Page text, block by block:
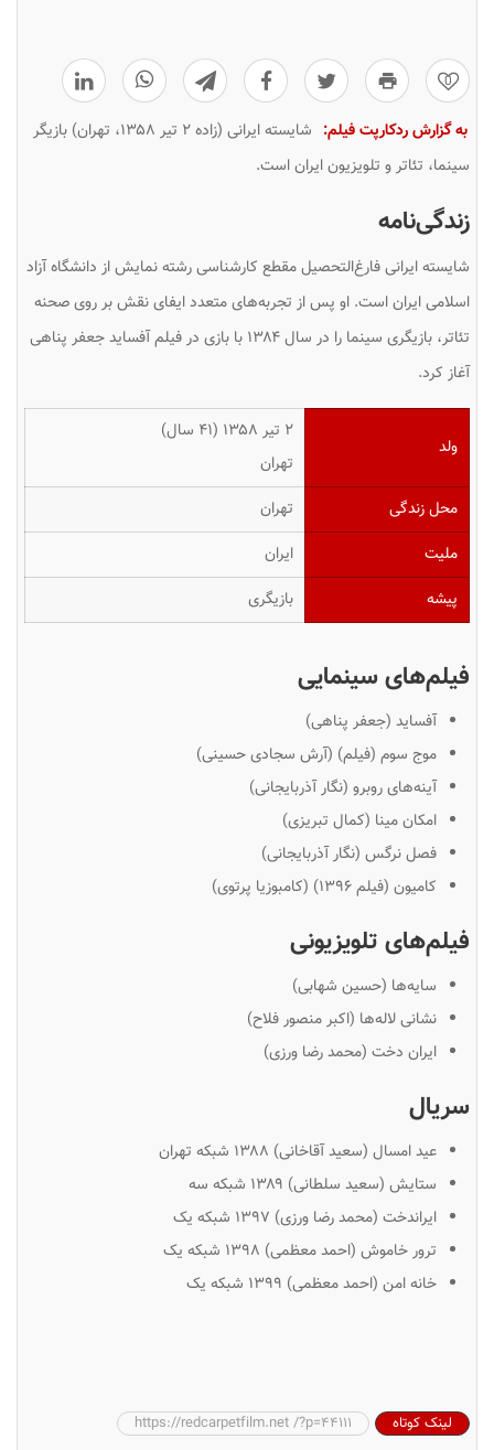
0
به گزارش ردکارپت فیلم:
شایسته ایرانی (زاده ۲ تیر ۱۳۵۸، تهران) بازیگر
سینما، تئاتر و تلویزیون ایران است.
زندگی‌نامه
شایسته ایرانی فارغ‌التحصیل مقطع کارشناسی رشته نمایش از دانشگاه آزاد
اسلامی ایران است. او پس از تجربه‌های متعدد ایفای نقش بر روی صحنه
تئاتر، بازیگری سینما را در سال ۱۳۸۴ با بازی در فیلم
آفسایدجعفر پناهی
آغاز کرد.
ولد
۲ تیر ۱۳۵۸ ‏(۴۱ سال)
تهران
محل زندگی
تهران
ملیت
ایران
پیشه
بازیگری
فیلم‌های سینمایی
آفساید (جعفر پناهی)
موج سوم (فیلم) (آرش سجادی حسینی)
آینه‌های روبرو (نگار آذربایجانی)
امکان مینا (کمال تبریزی)
فصل نرگس (نگار آذربایجانی)
کامیون (فیلم ۱۳۹۶) (کامبوزیا پرتوی)
فیلم‌های تلویزیونی
سایه‌ها (حسین شهابی)
نشانی لاله‌ها (اکبر منصور فلاح)
ایران دخت (محمد رضا ورزی)
سریال
عید امسال (سعید آقاخانی) ۱۳۸۸ شبکه تهران
ستایش (سعید سلطانی) ۱۳۸۹ شبکه سه
ایراندخت (محمد رضا ورزی) ۱۳۹٧ شبکه یک
ترور خاموش (احمد معظمی) ۱۳۹۸ شبکه یک
خانه امن (احمد معظمی) ١٣٩٩ شبکه یک
لینک کوتاه
https://redcarpetfilm.net /?p=44111